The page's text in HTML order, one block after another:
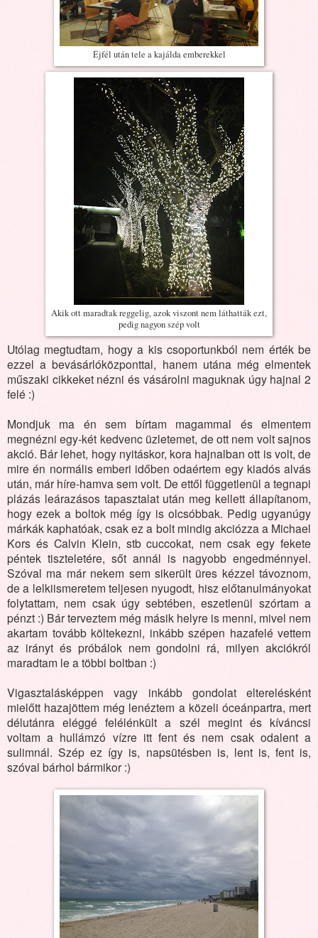
Éjfél után tele a kajálda emberekkel
Akik ott maradtak reggelig, azok viszont nem láthatták ezt,
pedig nagyon szép volt
Utólag megtudtam, hogy a kis csoportunkból nem érték be
ezzel a bevásárlóközponttal, hanem utána még elmentek
műszaki cikkeket nézni és vásárolni maguknak úgy hajnal 2
felé :)
Mondjuk ma én sem bírtam magammal és elmentem
megnézni egy-két kedvenc üzletemet, de ott nem volt sajnos
akció. Bár lehet, hogy nyitáskor, kora hajnalban ott is volt, de
mire én normális emberi időben odaértem egy kiadós alvás
után, már híre-hamva sem volt. De ettől függetlenül a tegnapi
plázás leárazásos tapasztalat után meg kellett állapítanom,
hogy ezek a boltok még így is olcsóbbak. Pedig ugyanúgy
márkák kaphatóak, csak ez a bolt mindig akciózza a Michael
Kors és Calvin Klein, stb cuccokat, nem csak egy fekete
péntek tiszteletére, sőt annál is nagyobb engedménnyel.
Szóval ma már nekem sem sikerült üres kézzel távoznom,
de a lelkiismeretem teljesen nyugodt, hisz előtanulmányokat
folytattam, nem csak úgy sebtében, eszetlenül szórtam a
pénzt :) Bár terveztem még másik helyre is menni, mivel nem
akartam tovább költekezni, inkább szépen hazafelé vettem
az irányt és próbálok nem gondolni rá, milyen akciókról
maradtam le a többi boltban :)
Vigasztalásképpen vagy inkább gondolat elterelésként
mielőtt hazajöttem még lenéztem a közeli óceánpartra, mert
délutánra eléggé felélénkült a szél megint és kíváncsi
voltam a hullámzó vízre itt fent és nem csak odalent a
sulimnál. Szép ez így is, napsütésben is, lent is, fent is,
szóval bárhol bármikor :)